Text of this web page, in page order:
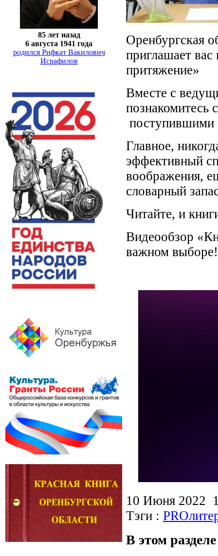
85 лет назад
6 августа 1941 года
родился Рифкат Вакилович
Исрафилов
Оренбургская
приглашает
притяжение»
Вместе с
познакомитесь
поступившими
Главное,
эффективный
воображения,
словарный
Читайте, и
Видеообзор
важном выборе!
10 Июня 2022
Тэги :
В этом разделе